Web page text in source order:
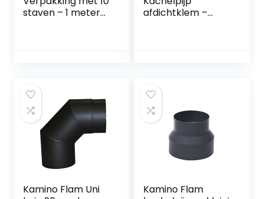
staven – 1 meter
maximaal 45
graden bochten +
Handsvat
afdichtklem –
Kamino Flam Uni
Kamino Flam